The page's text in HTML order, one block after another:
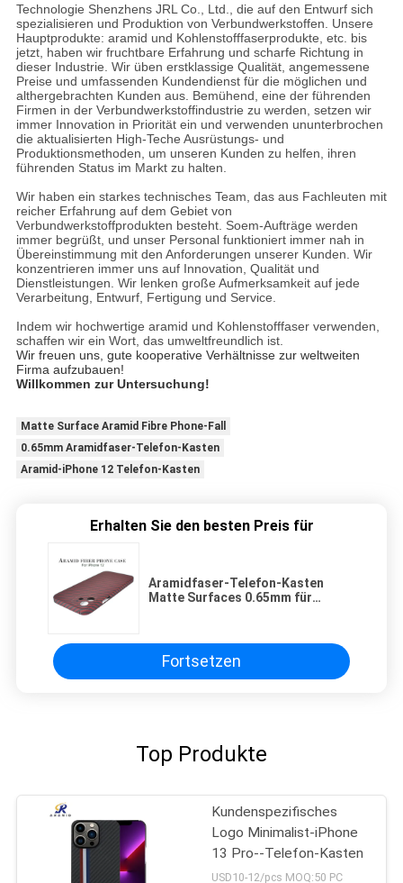
Technologie Shenzhens JRL Co., Ltd., die auf den Entwurf sich
spezialisieren und Produktion von Verbundwerkstoffen. Unsere
Hauptprodukte: aramid und Kohlenstofffaserprodukte, etc. bis
jetzt, haben wir fruchtbare Erfahrung und scharfe Richtung in
dieser Industrie. Wir üben erstklassige Qualität, angemessene
Preise und umfassenden Kundendienst für die möglichen und
althergebrachten Kunden aus. Bemühend, eine der führenden
Firmen in der Verbundwerkstoffindustrie zu werden, setzen wir
immer Innovation in Priorität ein und verwenden ununterbrochen
die aktualisierten High-Teche Ausrüstungs- und
Produktionsmethoden, um unseren Kunden zu helfen, ihren
führenden Status im Markt zu halten.
Wir haben ein starkes technisches Team, das aus Fachleuten mit
reicher Erfahrung auf dem Gebiet von
Verbundwerkstoffprodukten besteht. Soem-Aufträge werden
immer begrüßt, und unser Personal funktioniert immer nah in
Übereinstimmung mit den Anforderungen unserer Kunden. Wir
konzentrieren immer uns auf Innovation, Qualität und
Dienstleistungen. Wir lenken große Aufmerksamkeit auf jede
Verarbeitung, Entwurf, Fertigung und Service.
Indem wir hochwertige aramid und Kohlenstofffaser verwenden,
schaffen wir ein Wort, das umweltfreundlich ist.
Wir freuen uns, gute kooperative Verhältnisse zur weltweiten
Firma aufzubauen!
Willkommen zur Untersuchung!
Matte Surface Aramid Fibre Phone-Fall
0.65mm Aramidfaser-Telefon-Kasten
Aramid-iPhone 12 Telefon-Kasten
Erhalten Sie den besten Preis für
Aramidfaser-Telefon-Kasten
Matte Surfaces 0.65mm für
Fortsetzen
Top Produkte
Kundenspezifisches
Logo Minimalist-iPhone
13 Pro--Telefon-Kasten
USD10-12/pcs MOQ:50 PC